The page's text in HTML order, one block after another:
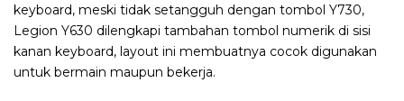
keyboard, meski tidak setangguh dengan tombol Y730,
Legion Y630 dilengkapi tambahan tombol numerik di sisi
kanan keyboard, layout ini membuatnya cocok digunakan
untuk bermain maupun bekerja.